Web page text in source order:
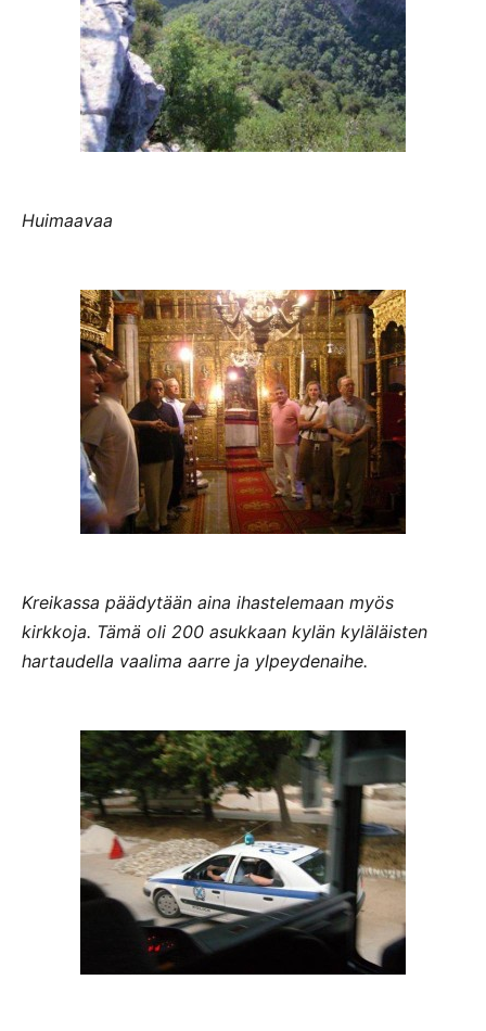
Huimaavaa
Kreikassa päädytään aina ihastelemaan myös
kirkkoja. Tämä oli 200 asukkaan kylän kyläläisten
hartaudella vaalima aarre ja ylpeydenaihe.